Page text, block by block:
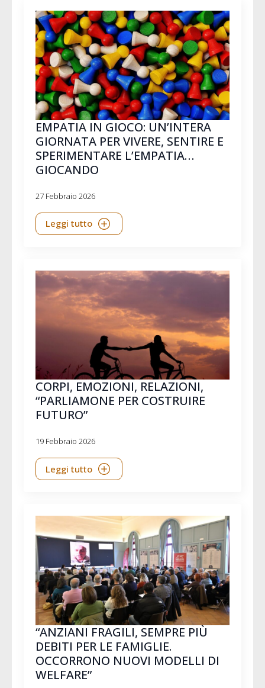
EMPATIA IN GIOCO: UN’INTERA
GIORNATA PER VIVERE, SENTIRE E
SPERIMENTARE L’EMPATIA…
GIOCANDO
27 Febbraio 2026
Leggi tutto
CORPI, EMOZIONI, RELAZIONI,
“PARLIAMONE PER COSTRUIRE
FUTURO”
19 Febbraio 2026
Leggi tutto
“ANZIANI FRAGILI, SEMPRE PIÙ
DEBITI PER LE FAMIGLIE.
OCCORRONO NUOVI MODELLI DI
WELFARE”